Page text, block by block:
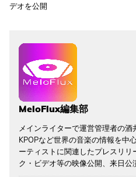
デオを公開
MeloFlux編集部
メインライターで運営管理者の酒
KPOPなど世界の音楽の情報を中
ーティストに関連したプレスリ
ク・ビデオ等の映像公開、来日公